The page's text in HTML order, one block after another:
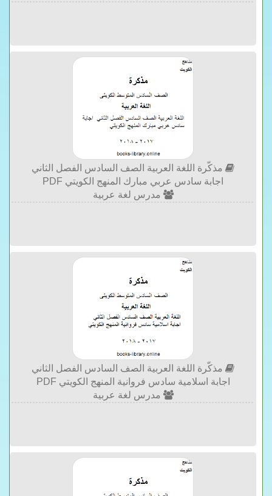
مذكّرة اللغة العربية الصف السادس الفصل الثاني
اجابة سادس عربي مبارك المنهج الكويتي PDF
مدرس لغة عربية
مذكّرة اللغة العربية الصف السادس الفصل الثاني
اجابة اسلامية سادس فروانية المنهج الكويتي PDF
مدرس لغة عربية